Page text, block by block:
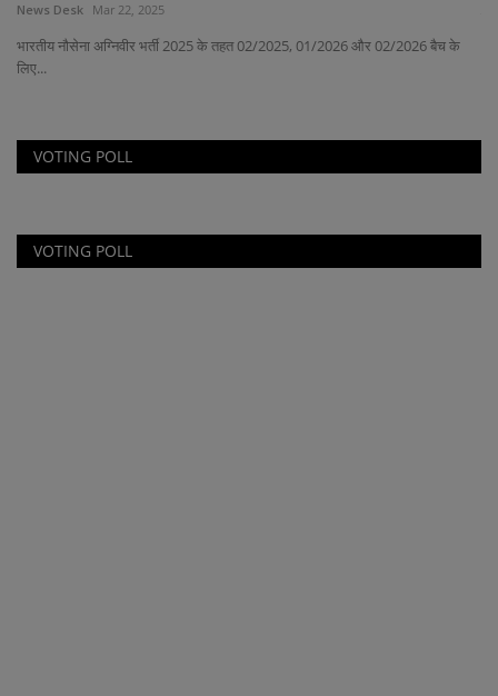
News Desk Mar 22, 2025
भारतीय नौसेना अग्निवीर भर्ती 2025 के तहत 02/2025, 01/2026 और 02/2026 बैच के
लिए...
VOTING POLL
VOTING POLL